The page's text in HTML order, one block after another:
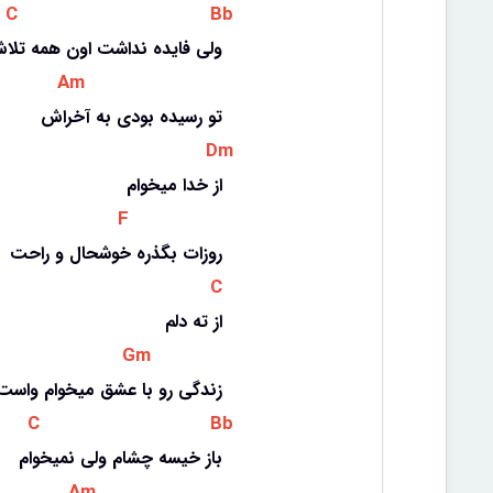
C Bb
ولی فایده نداشت اون همه
Am
تو رسیده بودی به آخراش
Dm
از خدا میخوام
F
روزات بگذره خوشحال و راحت
C
از ته دلم
Gm
زندگی رو با عشق میخوام
C Bb
باز خیسه چشام ولی نمیخوام